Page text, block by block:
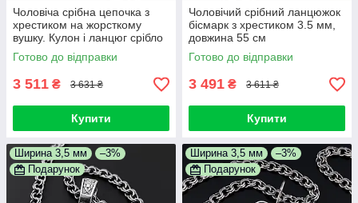
Чоловіча срібна цепочка з
хрестиком на жорсткому
вушку. Кулон і ланцюг срібло
925. 55 см
Готово до відправки
3 511 ₴ 3 631 ₴
Купити
Чоловічий срібний ланцюжок
бісмарк з хрестиком 3.5 мм,
довжина 55 см
Готово до відправки
3 491 ₴ 3 611 ₴
Купити
Ширина 3,5 мм
–3%
Подарунок
Ширина 3,5 мм
–3%
Подарунок